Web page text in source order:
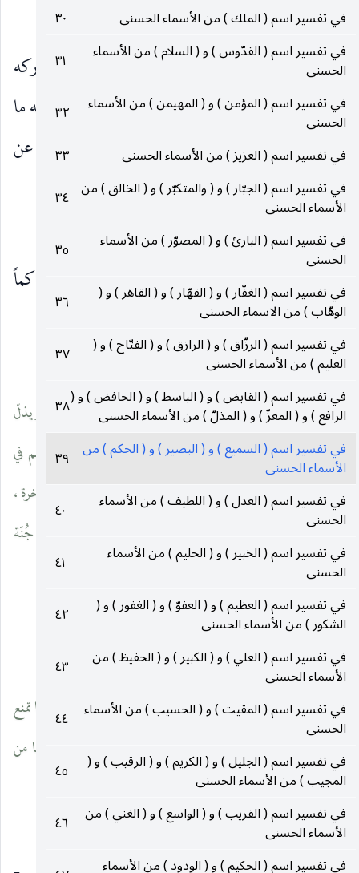
في تفسير اسم ( الملك ) من الأسماء الحسنى
٣٠
في تفسير اسم ( القدّوس ) و ( السلام ) من الأسماء
الحسنى
٣١
في تفسير اسم ( المؤمن ) و ( المهيمن ) من الأسماء
الحسنى
٣٢
في تفسير اسم ( العزيز ) من الأسماء الحسنى
٣٣
في تفسير اسم ( الجبّار ) و ( والمتكبّر ) و ( الخالق ) من
الأسماء الحسنى
٣٤
في تفسير اسم ( البارئ ) و ( المصوّر ) من الأسماء
الحسنى
٣٥
في تفسير اسم ( الغفّار ) و ( القهّار ) و ( القاهر ) و (
الوهّاب ) من الاسماء الحسنى
٣٦
في تفسير اسم ( الرزّاق ) و ( الرازق ) و ( الفتّاح ) و (
العليم ) من الأسماء الحسنى
٣٧
في تفسير اسم ( القابض ) و ( الباسط ) و ( الخافض ) و (
الرافع ) و ( المعزّ ) و ( المذلّ ) من الأسماء الحسنى
٣٨
في تفسير اسم ( السميع ) و ( البصير ) و ( الحكم ) من
الأسماء الحسنى
٣٩
في تفسير اسم ( العدل ) و ( اللطيف ) من الأسماء
الحسنى
٤٠
في تفسير اسم ( الخبير ) و ( الحليم ) من الأسماء
الحسنى
٤١
في تفسير اسم ( العظيم ) و ( العفوّ ) و ( الغفور ) و (
الشكور ) من الأسماء الحسنى
٤٢
في تفسير اسم ( العلي ) و ( الكبير ) و ( الحفيظ ) من
الأسماء الحسنى
٤٣
في تفسير اسم ( المقيت ) و ( الحسيب ) من الأسماء
الحسنى
٤٤
في تفسير اسم ( الجليل ) و ( الكريم ) و ( الرقيب ) و (
المجيب ) من الأسماء الحسنى
٤٥
في تفسير اسم ( القريب ) و ( الواسع ) و ( الغني ) من
الأسماء الحسنى
٤٦
في تفسير اسم ( الحكيم ) و ( الودود ) من الأسماء
العالم بالخفيّات ، وقيل : العالم بالمبصرات .
وفي عبارة الشهيد ،السميع:الذي لا يعزب عن إداركه
مسموع خفيّ أو ظاهر ، والبصير : الذي لا يعزب عنه ما
تحت الثرى ، ومرجعهما إلى العلم ، لتعاليه سبحانه عن
الحاسّة والمعاني القديمة(٦٩) .
الحَكَم :
هو الحاكم الذي سلّم له الحكم ، وسمّي الحاكم حاكماً
لمنعه الناس من التظالم(٧٠)
___________________________
(٦٨) في هامش ( ر ) : « وقيل يعزّ المؤمن بتعظيمه والثناء عليه ، ويذلّ
الكافر بالجزية والسبي ، وهو سبحانه وإنْ أفقر أولياءه وابتلاهم في
الدنيا ، فإنّ ذلك ليس على سبيل الإذلال ، بل ليكرمهم بذلك في الآخرة ،
ويحلّهم غاية الإعزاز والإجلال ، ذكر ذلك الكفعمي في كتابه جُنّة
الأمان الواقية . منه رحمه الله » .
انظر : جُنّة الأمان الواقية ـ المصباح ـ : ٣٢٢ .
(٦٩) القواعد والفوائد ٢ : ١٦٨ .
(٧٠) في هامش ( ر ) : « قلت : ومن ذلك اُخذ معنى الحكمة ، لأنّها تمنع
من الجهل . وحكمة الدابّة ما أحاط بالحنك ، سمّيت بذلك لمنعها من
الجماح ، وحكمت السفيه وأحكمته إذا أخذت على يده